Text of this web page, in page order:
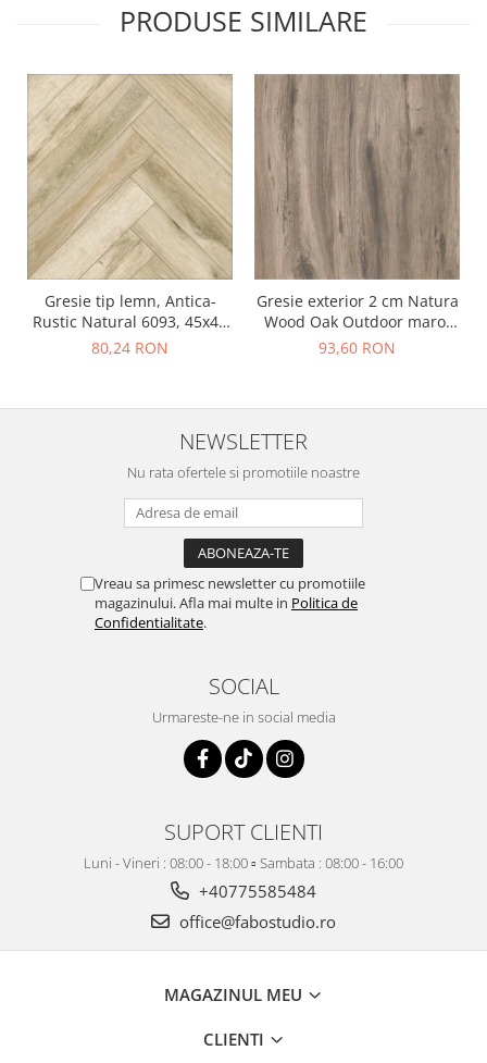
PRODUSE SIMILARE
Gresie tip lemn, Antica-
Rustic Natural 6093, 45x45
cm, portelanata, bej, finisaj
80,24 RON
Gresie exterior 2 cm Natura
Wood Oak Outdoor maro,
0.73mp/cut
93,60 RON
NEWSLETTER
Nu rata ofertele si promotiile noastre
Vreau sa primesc newsletter cu promotiile
magazinului. Afla mai multe in Politica de
Confidentialitate.
SOCIAL
Urmareste-ne in social media
SUPORT CLIENTI
Luni - Vineri : 08:00 - 18:00 ▫️ Sambata : 08:00 - 16:00
+40775585484
office@fabostudio.ro
MAGAZINUL MEU
CLIENTI